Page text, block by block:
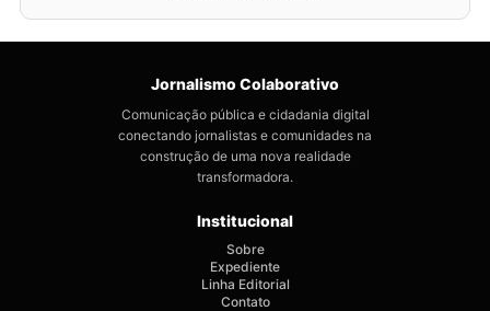
Jornalismo Colaborativo
Comunicação pública e cidadania digital
conectando jornalistas e comunidades na
construção de uma nova realidade
transformadora.
Institucional
Sobre
Expediente
Linha Editorial
Contato